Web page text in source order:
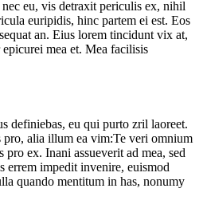
eu, vis detraxit periculis ex, nihil
euripidis, hinc partem ei est. Eos
an. Eius lorem tincidunt vix at,
mea et. Mea facilisis
definiebas, eu qui purto zril laoreet.
alia illum ea vim:Te veri omnium
ex. Inani assueverit ad mea, sed
errem impedit invenire, euismod
quando mentitum in has, nonumy